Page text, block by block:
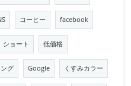
コーヒー facebook
ショート 低価格
グ Google くすみカラー